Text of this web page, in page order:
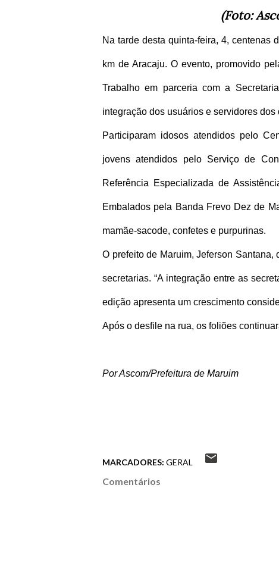
(Foto:
Na tarde desta quinta-feira, 4, centenas
km de Aracaju. O evento, promovido
Trabalho em parceria com a
integração dos usuários e servidores dos
Participaram idosos atendidos pelo
jovens atendidos pelo Serviço de
Referência Especializada de
Embalados pela Banda Frevo Dez de
mamãe-sacode, confetes e purpurinas.
O prefeito de Maruim, Jeferson
secretarias. “A integração entre as
edição apresenta um crescimento
Após o desfile na rua, os foliões
Por Ascom/Prefeitura de Maruim
MARCADORES: GERAL
Comentários